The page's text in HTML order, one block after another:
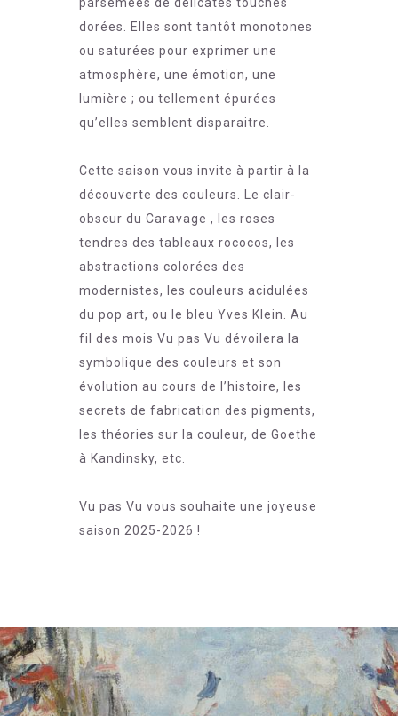
dorées. Elles sont tantôt monotones
ou saturées pour exprimer une
atmosphère, une émotion, une
lumière ; ou tellement épurées
qu’elles semblent disparaitre.
Cette saison vous invite à partir à la
découverte des couleurs. Le clair-
obscur du Caravage , les roses
tendres des tableaux rococos, les
abstractions colorées des
modernistes, les couleurs acidulées
du pop art, ou le bleu Yves Klein. Au
fil des mois Vu pas Vu dévoilera la
symbolique des couleurs et son
évolution au cours de l’histoire, les
secrets de fabrication des pigments,
les théories sur la couleur, de Goethe
à Kandinsky, etc.
Vu pas Vu vous souhaite une joyeuse
saison 2025-2026 !